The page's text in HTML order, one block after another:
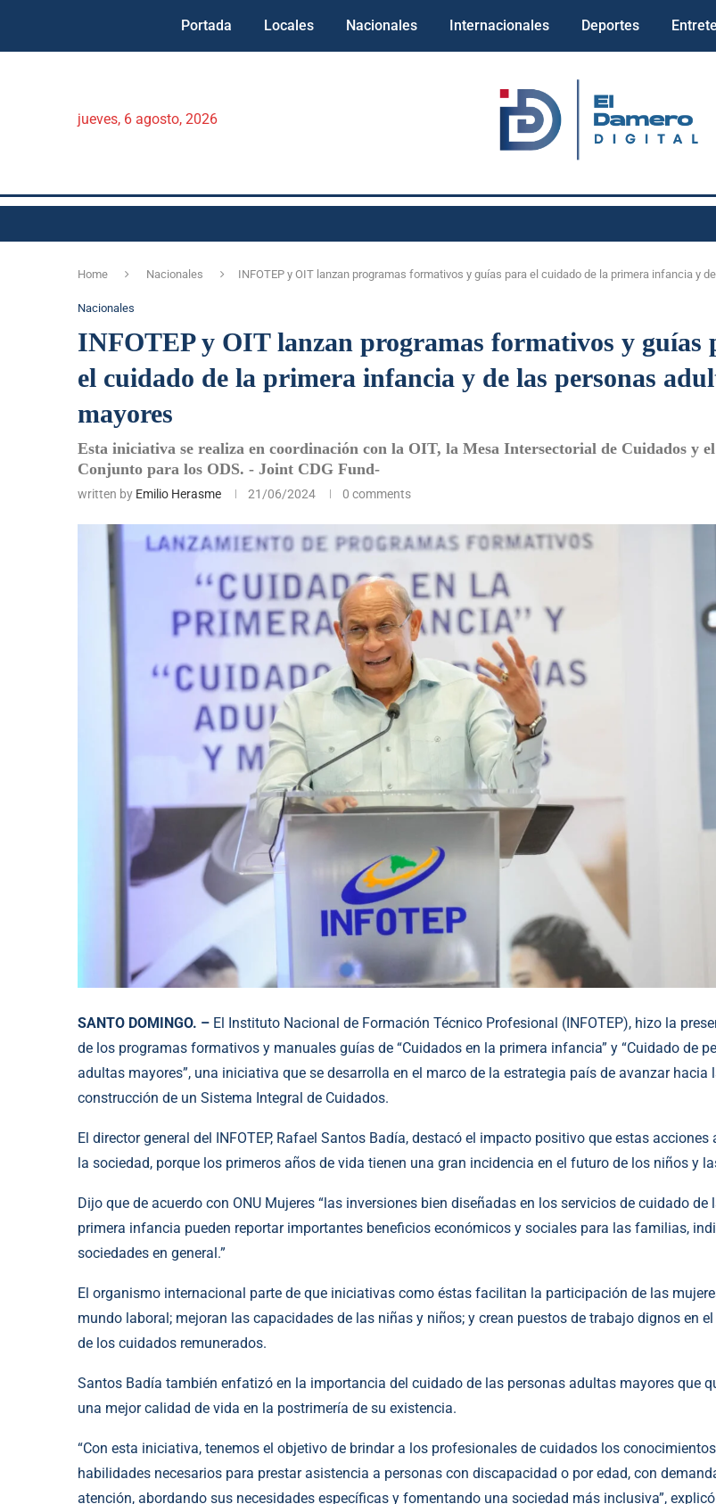
Portada Locales Nacionales Internacionales Deportes
jueves, 6 agosto, 2026
Home Nacionales INFOTEP y OIT lanzan programas formativos y guías para el cuidado de la primera infancia y
Nacionales
INFOTEP y OIT lanzan programas formativos y guías
el cuidado de la primera infancia y de las personas
mayores
Esta iniciativa se realiza en coordinación con la OIT, la Mesa Intersectorial de Cuidados y
Conjunto para los ODS. - Joint CDG Fund-
written by Emilio Herasme 21/06/2024 0 comments
SANTO DOMINGO. – El Instituto Nacional de Formación Técnico Profesional (INFOTEP), hizo la
de los programas formativos y manuales guías de “Cuidados en la primera infancia” y “Cuidado de
adultas mayores”, una iniciativa que se desarrolla en el marco de la estrategia país de avanzar hacia
construcción de un Sistema Integral de Cuidados.
El director general del INFOTEP, Rafael Santos Badía, destacó el impacto positivo que estas acciones
la sociedad, porque los primeros años de vida tienen una gran incidencia en el futuro de los niños y
Dijo que de acuerdo con ONU Mujeres “las inversiones bien diseñadas en los servicios de cuidado de
primera infancia pueden reportar importantes beneficios económicos y sociales para las familias,
sociedades en general.”
El organismo internacional parte de que iniciativas como éstas facilitan la participación de las
mundo laboral; mejoran las capacidades de las niñas y niños; y crean puestos de trabajo dignos en
de los cuidados remunerados.
Santos Badía también enfatizó en la importancia del cuidado de las personas adultas mayores que
una mejor calidad de vida en la postrimería de su existencia.
“Con esta iniciativa, tenemos el objetivo de brindar a los profesionales de cuidados los
habilidades necesarios para prestar asistencia a personas con discapacidad o por edad, con
atención, abordando sus necesidades específicas y fomentando una sociedad más inclusiva”,